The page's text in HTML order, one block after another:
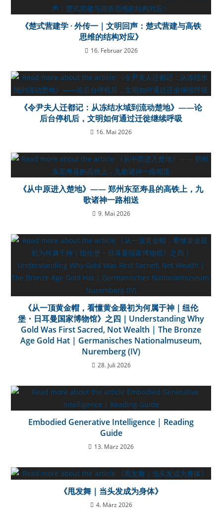
《楚式营建学 · 外传一｜文明回声：楚式营建与高铁
思维的结构对应》
16. Februar 2026
《令尹夫人迁都记：从冻结水域到流动楚地》——论
后台停机后，文明如何通过迁徙继续呼吸
16. Mai 2026
《从中原进入楚地》—— 郑州东至寿县的高铁上，九
歌诸神一路相送
9. Mai 2026
《从一顶黄金帽，看懂黄金最初为何属于神｜纽伦
堡・日耳曼国家博物馆》之四｜Understanding Why
Gold Was First Sacred, Not Wealth | The Bronze
Age Gold Hat | Germanisches Nationalmuseum,
Nuremberg (IV)
28. Juli 2026
Embodied Generative Intelligence | Reading
Guide
13. März 2026
《甩发舞｜当头发成为身体》
4. März 2026